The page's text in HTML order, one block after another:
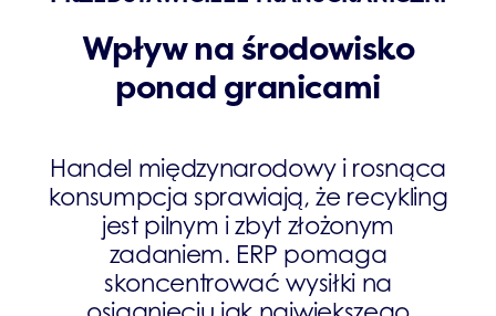
Wpływ na środowisko
ponad granicami
Handel międzynarodowy i rosnąca
konsumpcja sprawiają, że recykling
jest pilnym i zbyt złożonym
zadaniem. ERP pomaga
skoncentrować wysiłki na